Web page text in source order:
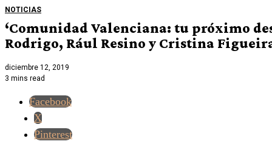
NOTICIAS
‘Comunidad Valenciana: tu próximo
Rodrigo, Rául Resino y Cristina
diciembre 12, 2019
3 mins read
Facebook
X
Pinterest